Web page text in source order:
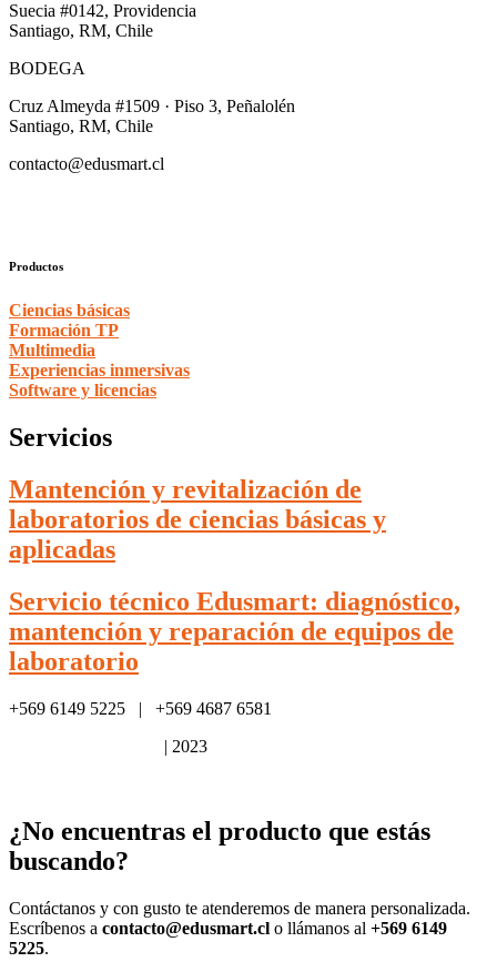
Suecia #0142, Providencia
Santiago, RM, Chile
BODEGA
Cruz Almeyda #1509 · Piso 3, Peñalolén
Santiago, RM, Chile
contacto@edusmart.cl
Productos
Ciencias básicas
Formación TP
Multimedia
Experiencias inmersivas
Software y licencias
Servicios
Mantención y revitalización de
laboratorios de ciencias básicas y
aplicadas
Servicio técnico Edusmart: diagnóstico,
mantención y reparación de equipos de
laboratorio
+569 6149 5225 | +569 4687 6581
| 2023
¿No encuentras el producto que estás
buscando?
Contáctanos y con gusto te atenderemos de manera personalizada.
Escríbenos a contacto@edusmart.cl o llámanos al +569 6149
5225.